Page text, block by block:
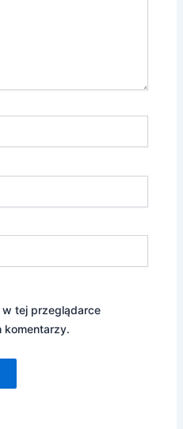
w tej przeglądarce
komentarzy.